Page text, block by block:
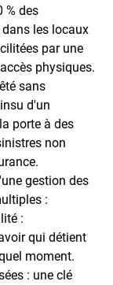
% des
dans les locaux
par une
physiques.
sans
d'un
porte à des
non
gestion des
:
:
qui détient
moment.
: une clé